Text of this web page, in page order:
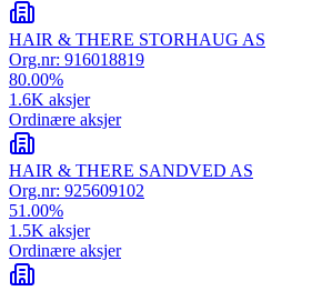
HAIR & THERE STORHAUG AS
Org.nr: 916018819
80.00%
1.6K aksjer
Ordinære aksjer
HAIR & THERE SANDVED AS
Org.nr: 925609102
51.00%
1.5K aksjer
Ordinære aksjer